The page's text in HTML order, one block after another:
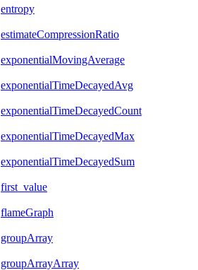
entropy
estimateCompressionRatio
exponentialMovingAverage
exponentialTimeDecayedAvg
exponentialTimeDecayedCount
exponentialTimeDecayedMax
exponentialTimeDecayedSum
first_value
flameGraph
groupArray
groupArrayArray